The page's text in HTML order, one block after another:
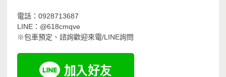
電話：0928713687
LINE：@618cmqve
※包車預定、諮詢歡迎來電/LINE詢問